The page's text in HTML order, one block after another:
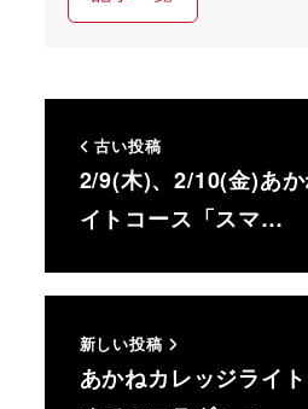
古い投稿
2/9(木)、2/10(金)あ
イトコース「スマ…
新しい投稿
あかねカレッジライ